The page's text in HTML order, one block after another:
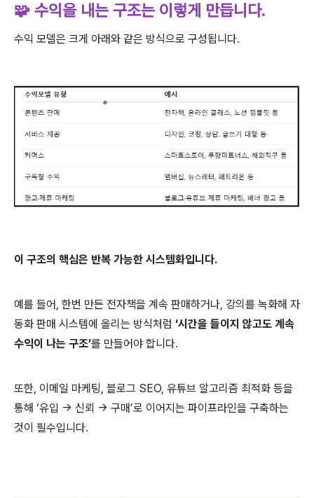
🧩 수익을 내는 구조는 이렇게 만듭니다.
수익 모델은 크게 아래와 같은 방식으로 구성됩니다.
이 구조의 핵심은 반복 가능한 시스템화입니다.
예를 들어, 한번 만든 전자책을 계속 판매하거나, 강의를 녹화해 자
동화 판매 시스템에 올리는 방식처럼 ‘시간을 들이지 않고도 계속
수익이 나는 구조’를 만들어야 합니다.
또한, 이메일 마케팅, 블로그 SEO, 유튜브 알고리즘 최적화 등을
통해 ‘유입 → 신뢰 → 구매’로 이어지는 파이프라인을 구축하는
것이 필수입니다.